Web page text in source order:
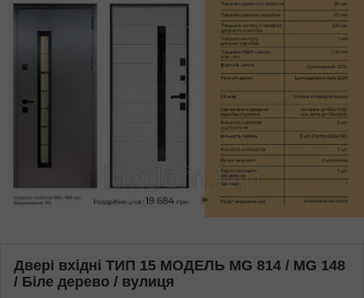
Двері вхідні ТИП 15 МОДЕЛЬ MG 814 / MG 148
/ Біле дерево / вулиця